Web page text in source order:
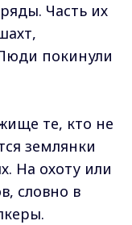
Часть их
покинули
те, кто не
землянки
На охоту или
словно в